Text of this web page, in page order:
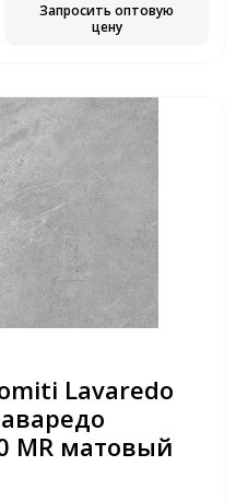
Запросить оптовую
цену
Lavaredo
MR матовый